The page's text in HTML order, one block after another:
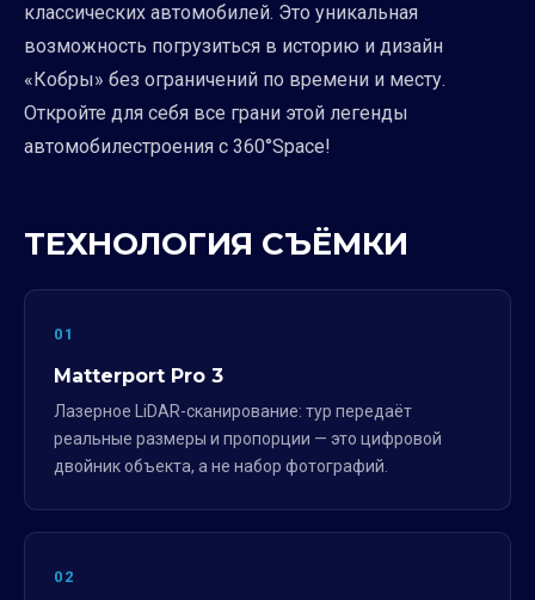
классических автомобилей. Это уникальная
возможность погрузиться в историю и дизайн
«Кобры» без ограничений по времени и месту.
Откройте для себя все грани этой легенды
автомобилестроения с 360°Space!
ТЕХНОЛОГИЯ СЪЁМКИ
01
Matterport Pro 3
Лазерное LiDAR-сканирование: тур передаёт
реальные размеры и пропорции — это цифровой
двойник объекта, а не набор фотографий.
02